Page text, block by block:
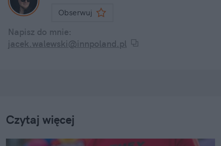
Obserwuj
Napisz do mnie:
jacek.walewski@innpoland.pl
Czytaj więcej